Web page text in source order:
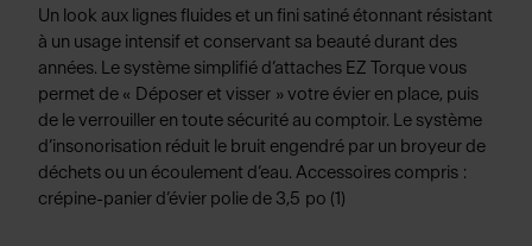
Un look aux lignes fluides et un fini satiné étonnant résistant
à un usage intensif et conservant sa beauté durant des
années. Le système simplifié d’attaches EZ Torque vous
permet de « Déposer et visser » votre évier en place, puis
de le verrouiller en toute sécurité au comptoir. Le système
d’insonorisation réduit le bruit engendré par un broyeur de
déchets ou un écoulement d’eau. Accessoires compris :
crépine-panier d’évier polie de 3,5 po (1)